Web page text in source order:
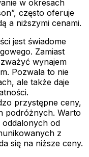
w okresach
często oferuje
a niższymi cenami.
jest świadome
Zamiast
wynajem
Pozwala to nie
ale także daje
przystępne ceny,
podróżnych. Warto
od
z
się na niższe ceny.